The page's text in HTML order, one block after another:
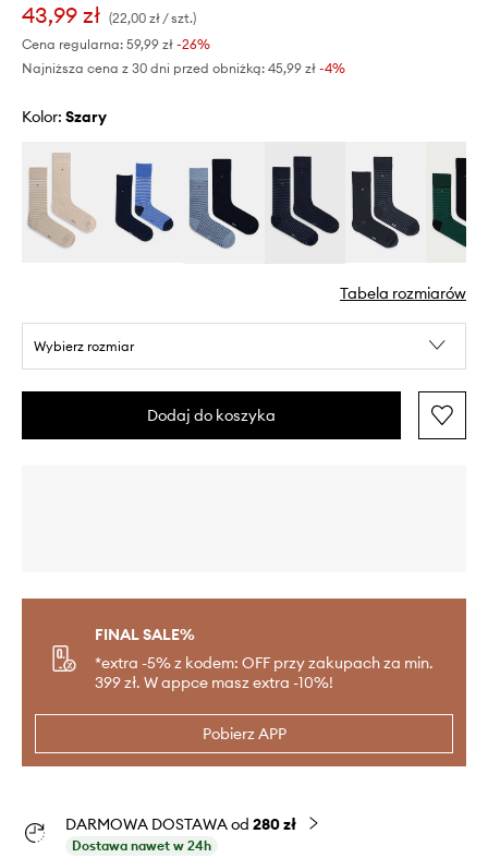
43,99 zł (22,00 zł / szt.)
Cena regularna: 59,99 zł -26%
Najniższa cena z 30 dni przed obniżką: 45,99 zł -4%
Kolor: szary
Tabela rozmiarów
Wybierz rozmiar
Dodaj do koszyka
FINAL SALE%
*extra -5% z kodem: OFF przy zakupach za min.
399 zł. W appce masz extra -10%!
Pobierz APP
DARMOWA DOSTAWA od 280 zł
Dostawa nawet w 24h